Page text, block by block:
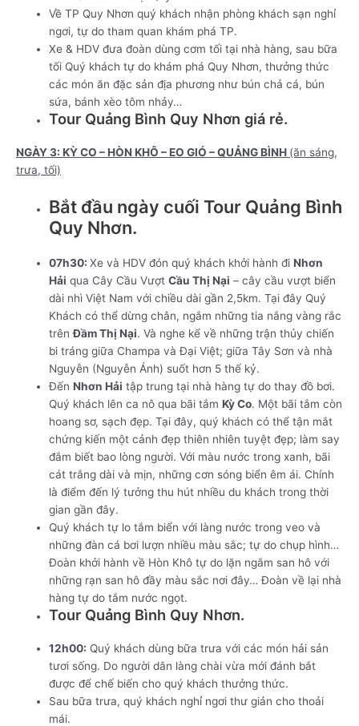
Về TP Quy Nhơn quý khách nhận phòng khách sạn nghỉ
ngơi, tự do tham quan khám phá TP.
Xe & HDV đưa đoàn dùng cơm tối tại nhà hàng, sau bữa
tối Quý khách tự do khám phá Quy Nhơn, thưởng thức
các món ăn đặc sản địa phương như bún chả cá, bún
sứa, bánh xèo tôm nhảy…
Tour Quảng Bình Quy Nhơn giá rẻ.
NGÀY 3: KỲ CO – HÒN KHÔ – EO GIÓ – QUẢNG BÌNH (ăn sáng,
trưa, tối)
Bắt đầu ngày cuối Tour Quảng Bình
Quy Nhơn.
07h30:Xe và HDV đón quý khách khởi hành điNhơn
Hải qua Cây Cầu VượtCầu Thị Nại – cây cầu vượt biển
dài nhì Việt Nam với chiều dài gần 2,5km. Tại đây Quý
Khách có thể dừng chân, ngắm những tia nắng vàng rắc
trênĐầm Thị Nại. Và nghe kể về những trận thủy chiến
bi tráng giữa Champa và Đại Việt; giữa Tây Sơn và nhà
Nguyễn (Nguyễn Ánh) suốt hơn 5 thế kỷ.
ĐếnNhơn Hải tập trung tại nhà hàng tự do thay đồ bơi.
Quý khách lên ca nô qua bãi tắmKỳ Co. Một bãi tắm còn
hoang sơ, sạch đẹp. Tại đây, quý khách có thể tận mắt
chứng kiến một cảnh đẹp thiên nhiên tuyệt đẹp; làm say
đắm biết bao lòng người. Với màu nước trong xanh, bãi
cát trắng dài và mịn, những cơn sóng biển êm ái. Chính
là điểm đến lý tưởng thu hút nhiều du khách trong thời
gian gần đây.
Quý khách tự lo tắm biển với làng nước trong veo và
những đàn cá bơi lượn nhiều màu sắc; tự do chụp hình…
Đoàn khởi hành về Hòn Khô tự do lặn ngắm san hô với
những rạn san hô đầy màu sắc nơi đây… Đoàn về lại nhà
hàng tự do tắm nước ngọt.
Tour Quảng Bình Quy Nhơn.
12h00: Quý khách dùng bữa trưa với các món hải sản
tươi sống. Do người dân làng chài vừa mới đánh bắt
được để chế biến cho quý khách thưởng thức.
Sau bữa trưa, quý khách nghỉ ngơi thư giản cho thoải
mái.